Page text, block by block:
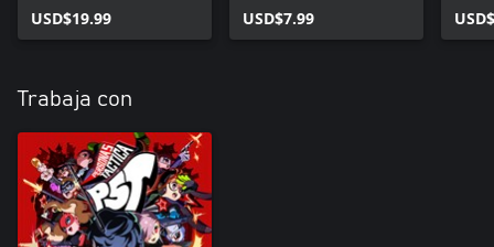
USD$19.99
USD$7.99
+
Trabaja con